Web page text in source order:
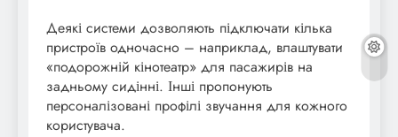
Деякі системи дозволяють підключати кілька
пристроїв одночасно – наприклад, влаштувати
«подорожній кінотеатр» для пасажирів на
задньому сидінні. Інші пропонують
персоналізовані профілі звучання для кожного
користувача.